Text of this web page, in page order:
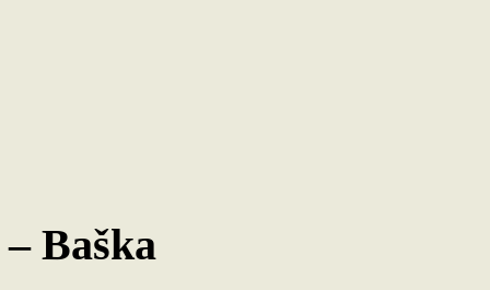
– Baška